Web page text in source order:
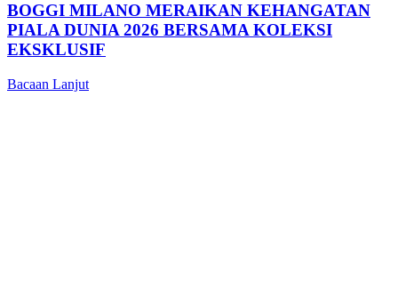
BOGGI MILANO MERAIKAN KEHANGATAN
PIALA DUNIA 2026 BERSAMA KOLEKSI
EKSKLUSIF
Bacaan Lanjut